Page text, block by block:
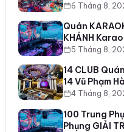
6 Tháng 8,
Quán
KHÁNH
5 Tháng 8,
14 CLUB
14 Vũ Phạm
4 Tháng 8,
100 Trung
Phụng GIẢI